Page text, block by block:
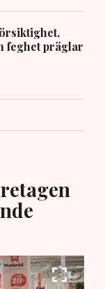
feghet präglar